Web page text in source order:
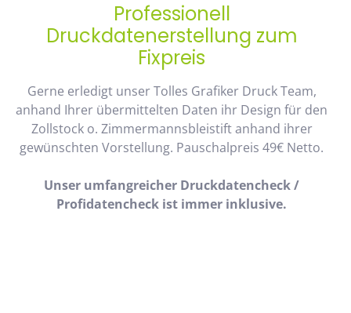
Professionell
Druckdatenerstellung zum
Fixpreis
Gerne erledigt unser Tolles Grafiker Druck Team,
anhand Ihrer übermittelten Daten ihr Design für den
Zollstock o. Zimmermannsbleistift anhand ihrer
gewünschten Vorstellung. Pauschalpreis 49€ Netto.
Unser umfangreicher Druckdatencheck /
Profidatencheck ist immer inklusive.